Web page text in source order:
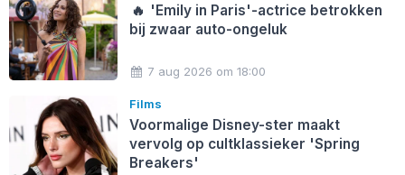
🔥 'Emily in Paris'-actrice betrokken
bij zwaar auto-ongeluk
7 aug 2026 om 18:00
Films
Voormalige Disney-ster maakt
vervolg op cultklassieker 'Spring
Breakers'